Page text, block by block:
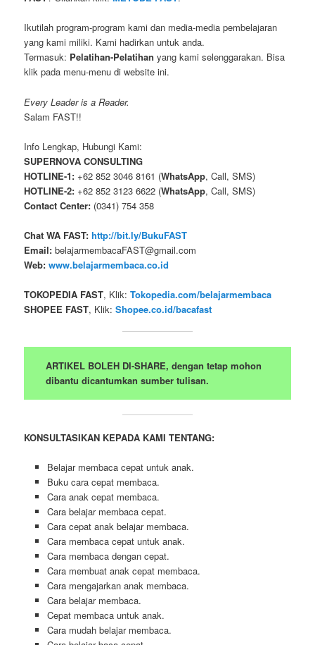
Ikutilah program-program kami dan media-media pembelajaran
yang kami miliki. Kami hadirkan untuk anda.
Termasuk: Pelatihan-Pelatihan yang kami selenggarakan. Bisa
klik pada menu-menu di website ini.
Every Leader is a Reader.
Salam FAST!!
Info Lengkap, Hubungi Kami:
SUPERNOVA CONSULTING
HOTLINE-1: +62 852 3046 8161 (WhatsApp, Call, SMS)
HOTLINE-2: +62 852 3123 6622 (WhatsApp, Call, SMS)
Contact Center: (0341) 754 358
Chat WA FAST: http://bit.ly/BukuFAST
Email: belajarmembacaFAST@gmail.com
Web: www.belajarmembaca.co.id
TOKOPEDIA FAST, Klik:Tokopedia.com/belajarmembaca
SHOPEE FAST, Klik:Shopee.co.id/bacafast
ARTIKEL BOLEH DI-SHARE, dengan tetap mohon
dibantu dicantumkan sumber tulisan.
KONSULTASIKAN KEPADA KAMI TENTANG:
Belajar membaca cepat untuk anak.
Buku cara cepat membaca.
Cara anak cepat membaca.
Cara belajar membaca cepat.
Cara cepat anak belajar membaca.
Cara membaca cepat untuk anak.
Cara membaca dengan cepat.
Cara membuat anak cepat membaca.
Cara mengajarkan anak membaca.
Cara belajar membaca.
Cepat membaca untuk anak.
Cara mudah belajar membaca.